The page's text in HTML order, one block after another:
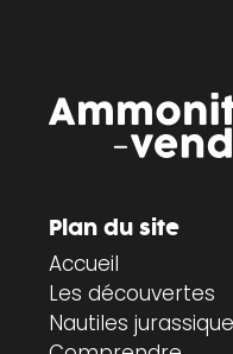
Plan du site
Accueil
Les découvertes
Nautiles